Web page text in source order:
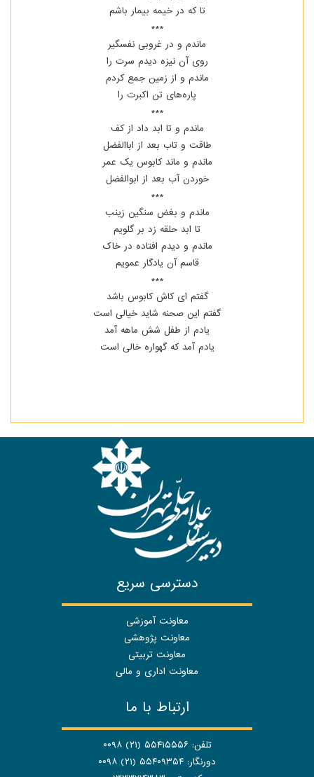
تا که در خیمه بیمار باشم
***
ماندم و در غروبی نفسگیر
روی آن نیزه دیدم سرت را
ماندم و از زمین جمع کردم
پاره‌های تن اکبرت را
***
ماندم و تا ابد داد از کف
طاقت و تاب بعد از اباالفضل
ماندم و ماند کابوس یک عمر
خوردن آب بعد از ابوالفضل
***
ماندم و بغض سنگین زینب
تا ابد حلقه زد بر گلویم
ماندم و دیدم افتاده در خاک
قاسم آن یادگار عمویم
***
گفتم ای کاش کابوس باشد
گفتم این صحنه شاید خیالی است
یادم از طفل شش ماهه آمد
یادم آمد که گهواره خالی است
دسترسی سریع
معاونت آموزشی
معاونت پژوهشی
معاونت تربیتی
معاونت اداری و مالی
ارتباط با ما
تلفن: ۵۵۴۱۵۵۵۶ (۲۱) ۰۰۹۸
دورنگار: ۵۵۴۰۹۳۵۴ (۲۱) ۰۰۹۸